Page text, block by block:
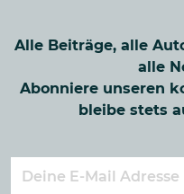
Alle Beiträge, alle
alle
Abonniere unseren
bleibe stets